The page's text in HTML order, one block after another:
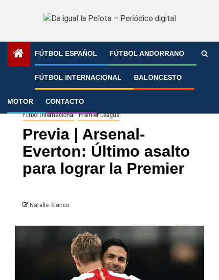
FÚTBOL ESPAÑOL FÚTBOL ANDORRANO
FÚTBOL INTERNACIONAL BALONCESTO
MOTOR CONTACTO
»
Fútbol Internacional Premier League
Previa | Arsenal-
Everton: Último asalto
para lograr la Premier
Natalia Blanco